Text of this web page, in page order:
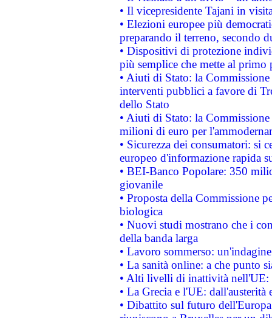
• Il vicepresidente Tajani in
• Elezioni europee più
preparando il terreno, secondo
• Dispositivi di protezione
più semplice che mette al primo
• Aiuti di Stato: la
interventi pubblici a favore di
dello Stato
• Aiuti di Stato: la
milioni di euro per
• Sicurezza dei consumatori: si
europeo d'informazione rapida
• BEI-Banco Popolare: 350
giovanile
• Proposta della Commissione
biologica
• Nuovi studi mostrano che i
della banda larga
• Lavoro sommerso:
• La sanità online: a che punto
• Alti livelli di inattività nell'UE:
• La Grecia e l'UE: dall'austerità
• Dibattito sul futuro